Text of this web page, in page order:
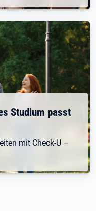
Studium passt
mit Check-U –